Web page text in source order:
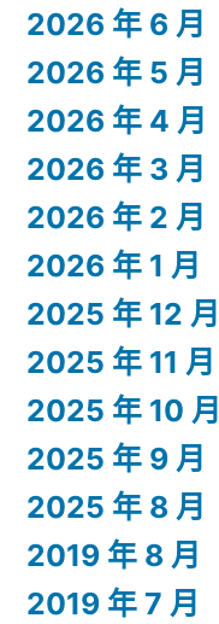
2026 年 6 月
2026 年 5 月
2026 年 4 月
2026 年 3 月
2026 年 2 月
2026 年 1 月
2025 年 12 月
2025 年 11 月
2025 年 10 月
2025 年 9 月
2025 年 8 月
2019 年 8 月
2019 年 7 月